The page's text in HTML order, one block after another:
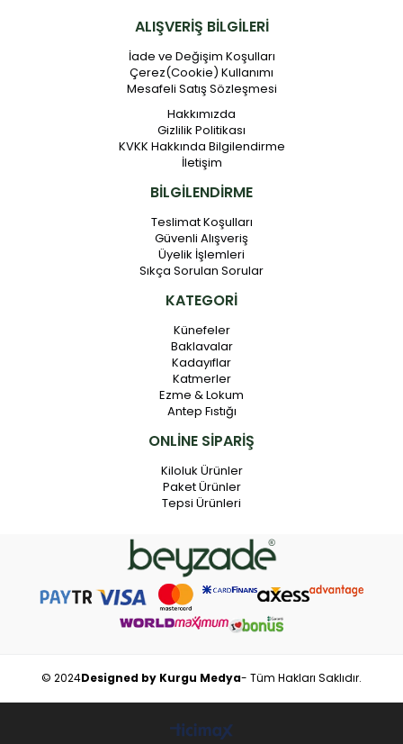
ALIŞVERİŞ BİLGİLERİ
İade ve Değişim Koşulları
Çerez(Cookie) Kullanımı
Mesafeli Satış Sözleşmesi
Hakkımızda
Gizlilik Politikası
KVKK Hakkında Bilgilendirme
İletişim
BİLGİLENDİRME
Teslimat Koşulları
Güvenli Alışveriş
Üyelik İşlemleri
Sıkça Sorulan Sorular
KATEGORİ
Künefeler
Baklavalar
Kadayıflar
Katmerler
Ezme & Lokum
Antep Fıstığı
ONLİNE SİPARİŞ
Kiloluk Ürünler
Paket Ürünler
Tepsi Ürünleri
© 2024Designed by Kurgu Medya- Tüm Hakları Saklıdır.